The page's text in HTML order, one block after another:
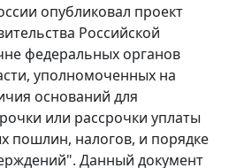
опубликовал проект
Российской
федеральных органов
уполномоченных на
оснований для
или рассрочки уплаты
пошлин, налогов, и порядке
Данный документ